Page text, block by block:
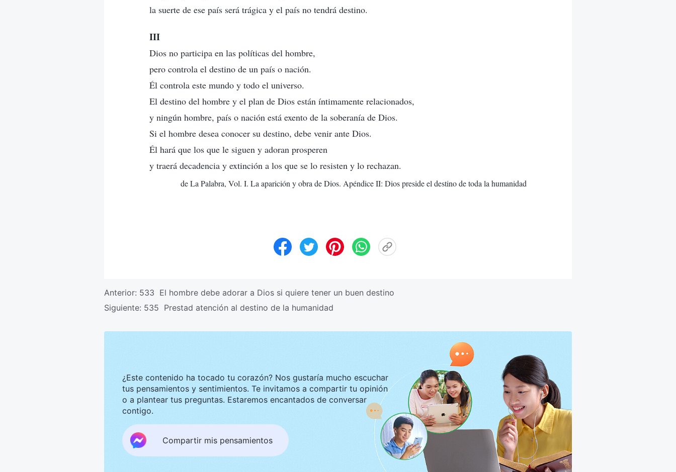
la suerte de ese país será trágica y el país no tendrá destino.
III
Dios no participa en las políticas del hombre,
pero controla el destino de un país o nación.
Él controla este mundo y todo el universo.
El destino del hombre y el plan de Dios están íntimamente relacionados,
y ningún hombre, país o nación está exento de la soberanía de Dios.
Si el hombre desea conocer su destino, debe venir ante Dios.
Él hará que los que le siguen y adoran prosperen
y traerá decadencia y extinción a los que se lo resisten y lo rechazan.
de La Palabra, Vol. I. La aparición y obra de Dios. Apéndice II: Dios preside el destino de toda la humanidad
Anterior: 533 El hombre debe adorar a Dios si quiere tener un buen destino
Siguiente: 535 Prestad atención al destino de la humanidad
¿Este contenido ha tocado tu corazón? Nos gustaría mucho escuchar
tus pensamientos y sentimientos. Te invitamos a compartir tu opinión
o a plantear tus preguntas. Estaremos encantados de conversar
contigo.
Compartir mis pensamientos